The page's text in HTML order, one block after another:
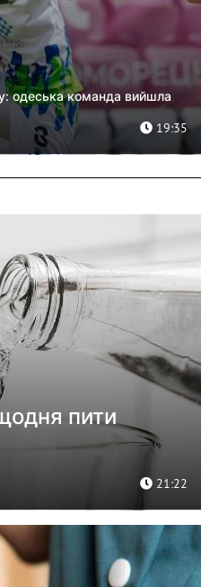
одеська команда вийшла
19:35
пити
21:22